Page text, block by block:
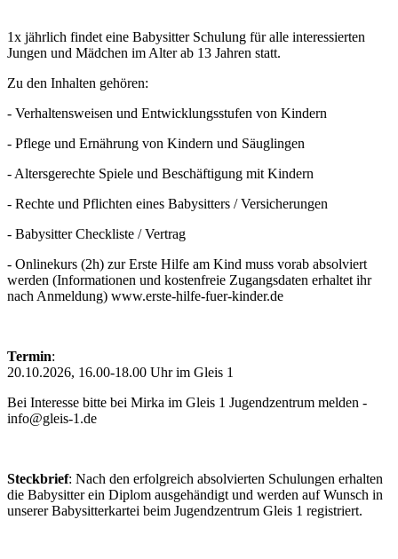
1x jährlich findet eine Babysitter Schulung für alle interessierten
Jungen und Mädchen im Alter ab 13 Jahren statt.
Zu den Inhalten gehören:
- Verhaltensweisen und Entwicklungsstufen von Kindern
- Pflege und Ernährung von Kindern und Säuglingen
- Altersgerechte Spiele und Beschäftigung mit Kindern
- Rechte und Pflichten eines Babysitters / Versicherungen
- Babysitter Checkliste / Vertrag
- Onlinekurs (2h) zur Erste Hilfe am Kind muss vorab absolviert
werden (Informationen und kostenfreie Zugangsdaten erhaltet ihr
nach Anmeldung) www.erste-hilfe-fuer-kinder.de
Termin:
20.10.2026, 16.00-18.00 Uhr im Gleis 1
Bei Interesse bitte bei Mirka im Gleis 1 Jugendzentrum melden -
info@gleis-1.de
Steckbrief: Nach den erfolgreich absolvierten Schulungen erhalten
die Babysitter ein Diplom ausgehändigt und werden auf Wunsch in
unserer Babysitterkartei beim Jugendzentrum Gleis 1 registriert.